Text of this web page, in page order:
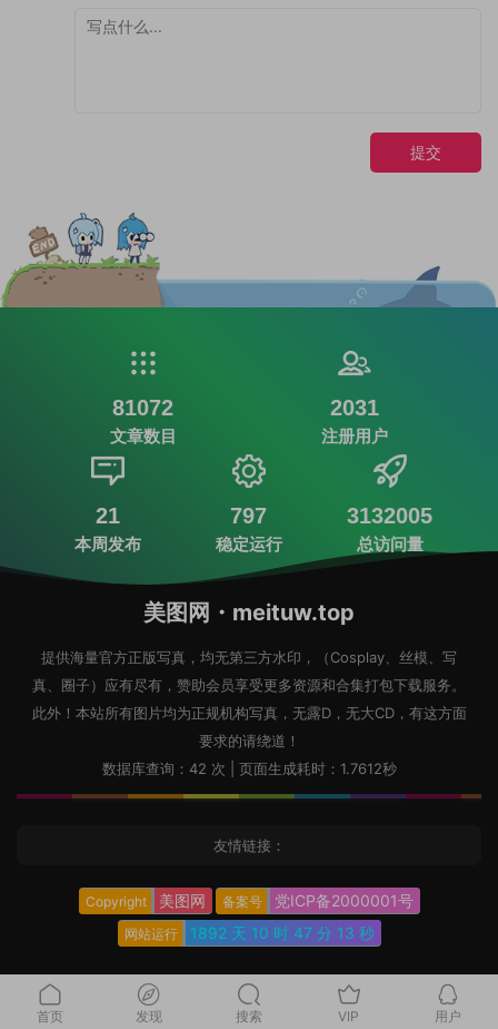
提交
81072
文章数目
2031
注册用户
21
本周发布
797
稳定运行
3132005
总访问量
美图网・meituw.top
提供海量官方正版写真，均无第三方水印，（Cosplay、丝模、写
真、圈子）应有尽有，赞助会员享受更多资源和合集打包下载服务。
此外！本站所有图片均为正规机构写真，无露D，无大CD，有这方面
要求的请绕道！
数据库查询：42 次 | 页面生成耗时：1.7612秒
友情链接：
Copyright 美图网 备案号 党ICP备2000001号
网站运行 1892 天 10 时 47 分 14 秒
首页 发现 搜索 VIP 用户